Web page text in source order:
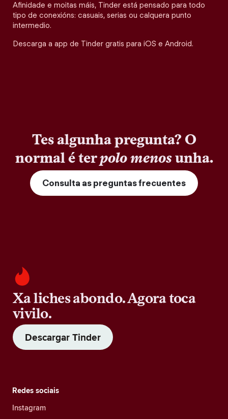
Afinidade e moitas máis, Tinder está pensado para todo
tipo de conexións: casuais, serias ou calquera punto
intermedio.
Descarga a app de Tinder gratis para iOS e Android.
Tes algunha pregunta? O
normal é terpolo menosunha.
Consulta as preguntas frecuentes
Xa liches abondo. Agora toca
vivilo.
Descargar Tinder
Redes sociais
Instagram